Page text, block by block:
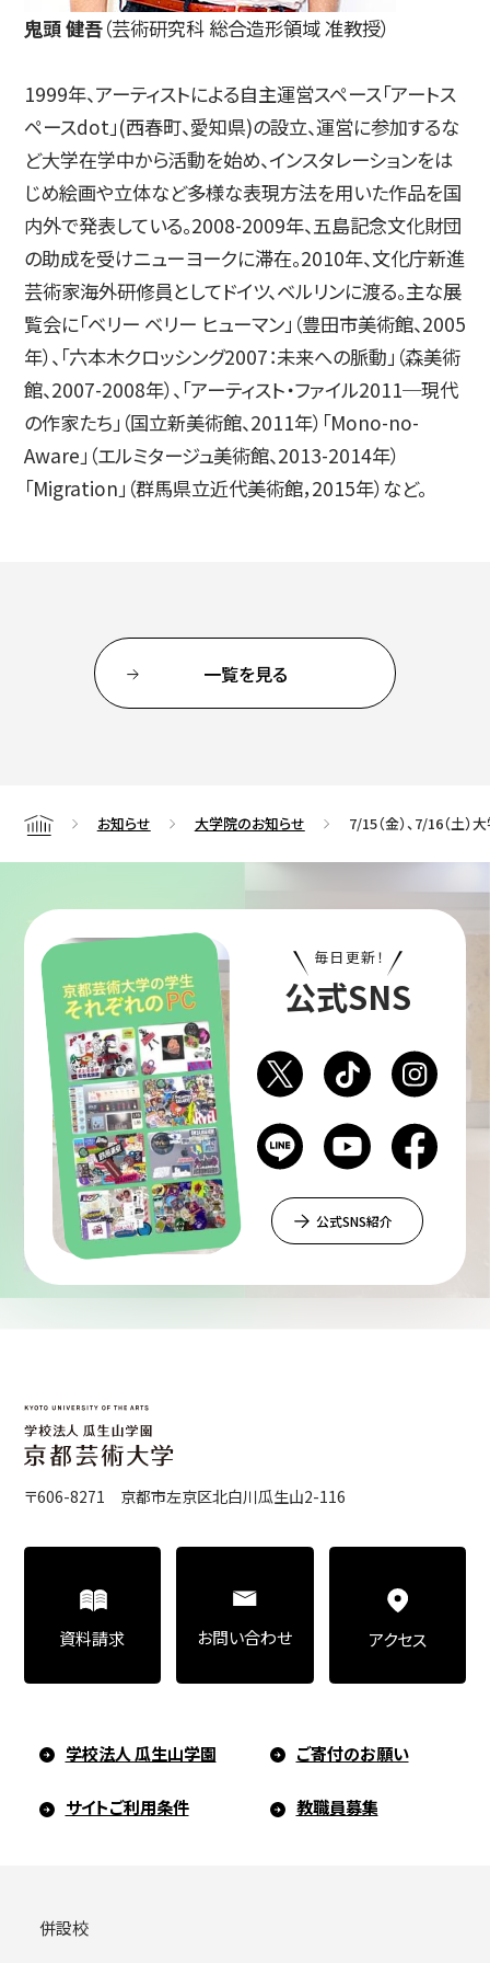
鬼頭 健吾（芸術研究科 総合造形領域 准教授）
1999年、アーティストによる自主運営スペース「アートス
ペースdot」(西春町、愛知県)の設立、運営に参加するな
ど大学在学中から活動を始め、インスタレーションをは
じめ絵画や立体など多様な表現方法を用いた作品を国
内外で発表している。2008-2009年、五島記念文化財団
の助成を受けニューヨークに滞在。2010年、文化庁新進
芸術家海外研修員としてドイツ、ベルリンに渡る。主な展
覧会に「ベリー ベリー ヒューマン」（豊田市美術館、2005
年）、「六本木クロッシング2007：未来への脈動」（森美術
館、2007-2008年）、「アーティスト・ファイル2011─現代
の作家たち」（国立新美術館、2011年）「Mono-no-
Aware」（エルミタージュ美術館、2013-2014年）
「Migration」（群馬県立近代美術館，2015年）など。
一覧を見る
Home お知らせ 大学院のお知らせ 7/15（金）、7/16（土
毎日更新！
公式SNS
公式SNS紹介
〒606-8271 京都市左京区北白川瓜生山2-116
学校法人 瓜生山学園 ご寄付のお願い
サイトご利用条件 教職員募集
資料請求 お問い合わせ アクセス
併設校